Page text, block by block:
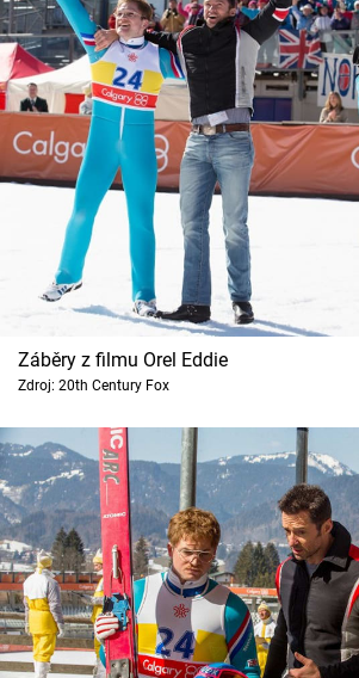
Záběry z filmu Orel Eddie
Zdroj: 20th Century Fox